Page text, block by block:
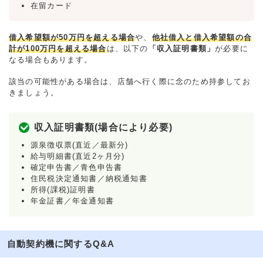
在留カード
借入希望額が50万円を超える場合や、 他社借入と借入希望額の合
計が100万円を超える場合は、以下の 「収入証明書類」が必要に
なる場合もあります。
該当の可能性がある場合は、店舗へ行く際に念のため持参してお
きましょう。
収入証明書類(場合により必要)
源泉徴収票(直近／最新分)
給与明細書(直近2ヶ月分)
確定申告書／青色申告書
住民税決定通知書／納税通知書
所得(課税)証明書
年金証書／年金通知書
自動契約機に関するQ&A